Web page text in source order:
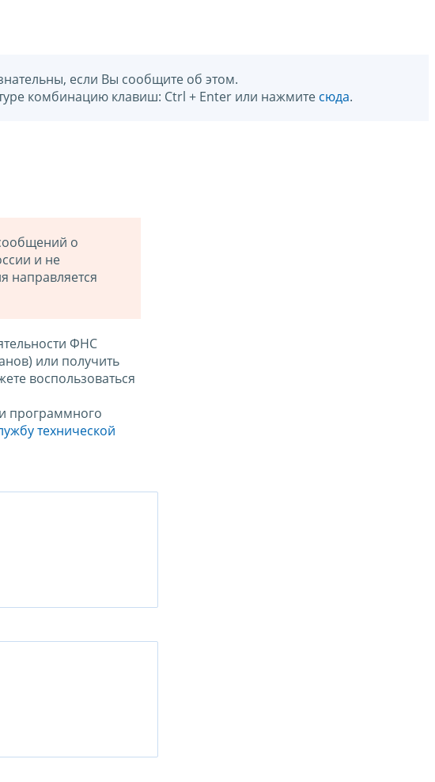
если Вы сообщите об этом.
комбинацию клавиш: Ctrl + Enter или нажмите сюда.
о
и не
направляется
ФНС
или получить
воспользоваться
программного
технической